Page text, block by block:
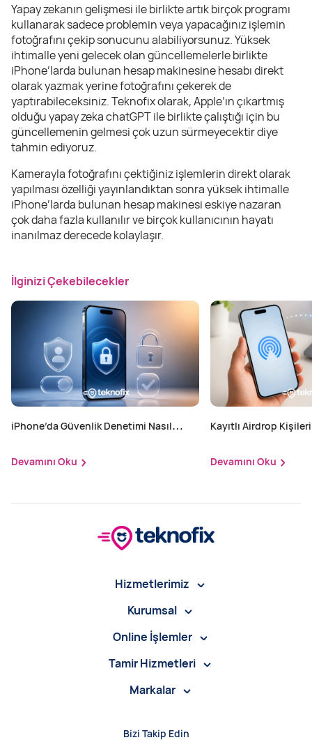
Yapay zekanın gelişmesi ile birlikte artık birçok programı
kullanarak sadece problemin veya yapacağınız işlemin
fotoğrafını çekip sonucunu alabiliyorsunuz. Yüksek
ihtimalle yeni gelecek olan güncellemelerle birlikte
iPhone’larda bulunan hesap makinesine hesabı direkt
olarak yazmak yerine fotoğrafını çekerek de
yaptırabileceksiniz. Teknofix olarak, Apple’ın çıkartmış
olduğu yapay zeka chatGPT ile birlikte çalıştığı için bu
güncellemenin gelmesi çok uzun sürmeyecektir diye
tahmin ediyoruz.
Kamerayla fotoğrafını çektiğiniz işlemlerin direkt olarak
yapılması özelliği yayınlandıktan sonra yüksek ihtimalle
iPhone’larda bulunan hesap makinesi eskiye nazaran
çok daha fazla kullanılır ve birçok kullanıcının hayatı
inanılmaz derecede kolaylaşır.
İlginizi Çekebilecekler
iPhone’da Güvenlik Denetimi Nasıl
Devamını Oku
Kayıtlı Airdrop
Devamını Oku
Hizmetlerimiz
Kurumsal
Online İşlemler
Tamir Hizmetleri
Markalar
Bizi Takip Edin